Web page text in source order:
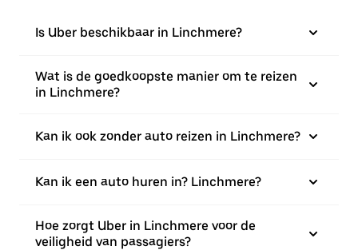
Is Uber beschikbaar in Linchmere?
Wat is de goedkoopste manier om te reizen
in Linchmere?
Kan ik ook zonder auto reizen in Linchmere?
Kan ik een auto huren in? Linchmere?
Hoe zorgt Uber in Linchmere voor de
veiligheid van passagiers?